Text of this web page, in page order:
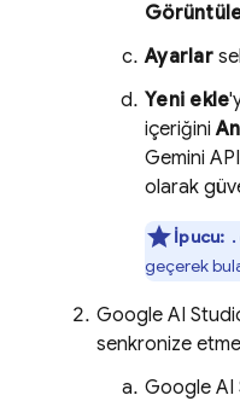
Ayarlar
Yeni ekle
içeriğini
Gemini
olarak
İpucu:
geçerek
Google AI
senkronize
Google AI